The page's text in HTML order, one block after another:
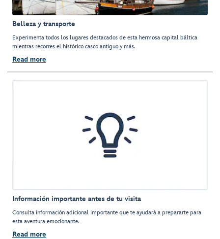
Belleza y transporte
Experimenta todos los lugares destacados de esta hermosa capital báltica
mientras recorres el histórico casco antiguo y más.
Read more
Información importante antes de tu visita
Consulta información adicional importante que te ayudará a prepararte para
esta aventura emocionante.
Read more